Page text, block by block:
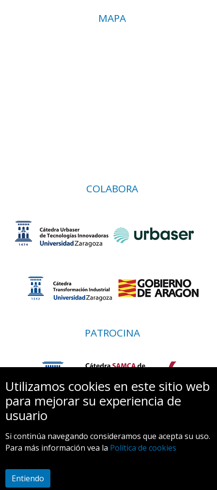
MAPA
COLABORA
PATROCINA
Utilizamos cookies en este sitio web
para mejorar su experiencia de
usuario
Si continúa navegando consideramos que acepta su uso.
Para más información vea la Política de cookies
Entiendo